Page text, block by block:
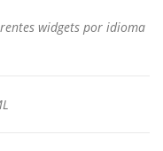
widgets por idioma